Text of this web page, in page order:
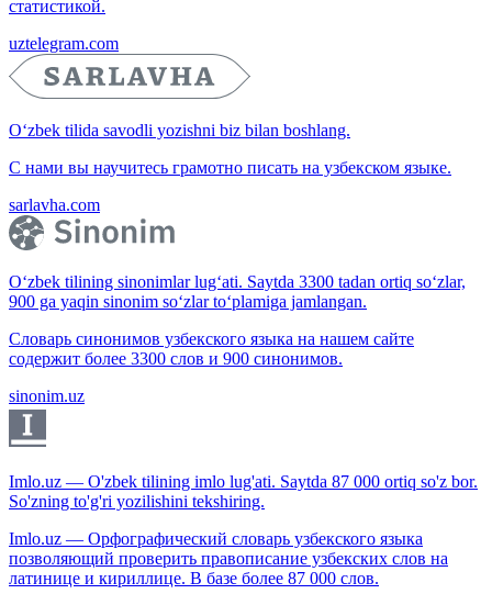
статистикой.
uztelegram.com
O‘zbek tilida savodli yozishni biz bilan boshlang.
С нами вы научитесь грамотно писать на узбекском языке.
sarlavha.com
O‘zbek tilining sinonimlar lug‘ati. Saytda 3300 tadan ortiq so‘zlar,
900 ga yaqin sinonim so‘zlar to‘plamiga jamlangan.
Словарь синонимов узбекского языка на нашем сайте
содержит более 3300 слов и 900 синонимов.
sinonim.uz
Imlo.uz — O'zbek tilining imlo lug'ati. Saytda 87 000 ortiq so'z bor.
So'zning to'g'ri yozilishini tekshiring.
Imlo.uz — Орфографический словарь узбекского языка
позволяющий проверить правописание узбекских слов на
латинице и кириллице. В базе более 87 000 слов.